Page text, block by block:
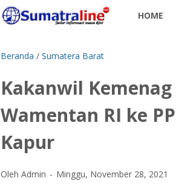
HOME
Beranda / Sumatera Barat
Kakanwil
Wamentan RI ke
Kapur
Oleh Admin Minggu, November 28, 2021